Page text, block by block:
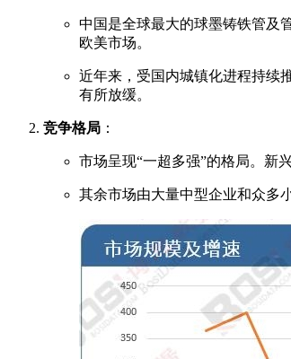
中国是全球最大的球墨铸铁管及
欧美市场。
近年来，受国内城镇化进程持续
有所放缓。
竞争格局 ：
市场呈现“一超多强”的格局。新
其余市场由大量中型企业和众多